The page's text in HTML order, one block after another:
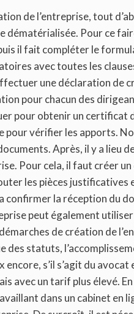
de l’entreprise, tout
dématérialisée. Pour ce
il fait compléter le
avec toutes les
une déclaration de
pour chacun des
pour obtenir un certificat
pour vérifier les apports.
Après, il y a lieu
Pour cela, il faut créer
les pièces justificatives
confirmer la réception du
peut également
de création de
des statuts,
s’il s’agit du avocat
avec un tarif plus élevé.
dans un cabinet en